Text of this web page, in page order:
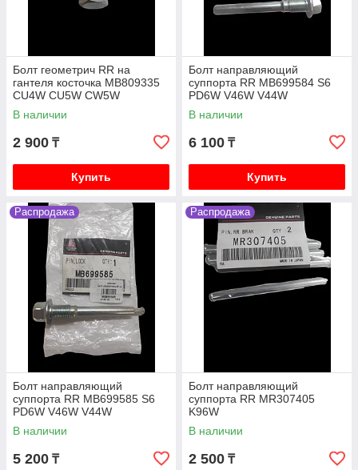
Болт геометрич RR на
гантеля косточка MB809335
CU4W CU5W CW5W
В наличии
2 900 ₸
Купить
Болт направляющий
суппорта RR MB699584 S6
PD6W V46W V44W
В наличии
6 100 ₸
Купить
Распродажа
Болт направляющий
суппорта RR MB699585 S6
PD6W V46W V44W
В наличии
5 200 ₸
Распродажа
Болт направляющий
суппорта RR MR307405
K96W
В наличии
2 500 ₸